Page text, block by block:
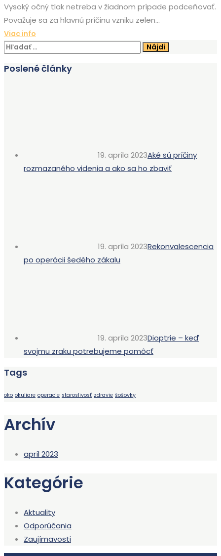
Vysoký očný tlak netreba v žiadnom prípade podceňovať.
Považuje sa za hlavnú príčinu vzniku zelen...
Viac info
Hľadať:
Poslené články
19. apríla 2023Aké sú príčiny
rozmazaného videnia a ako sa ho zbaviť
19. apríla 2023Rekonvalescencia
po operácii šedého zákalu
19. apríla 2023Dioptrie – keď
svojmu zraku potrebujeme pomôcť
Tags
oko okuliare operacie staroslivosť zdravie šošovky
Archív
apríl 2023
Kategórie
Aktuality
Odporúčania
Zaujímavosti